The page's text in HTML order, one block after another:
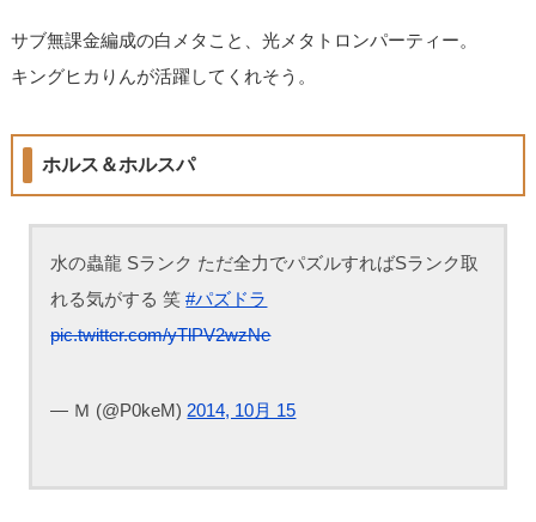
サブ無課金編成の白メタこと、光メタトロンパーティー。
キングヒカりんが活躍してくれそう。
ホルス＆ホルスパ
水の蟲龍 Sランク ただ全力でパズルすればSランク取
れる気がする 笑#パズドラ
pic.twitter.com/yTlPV2wzNe
— Ｍ (@P0keM) 2014, 10月 15